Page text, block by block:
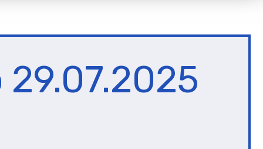
29.07.2025